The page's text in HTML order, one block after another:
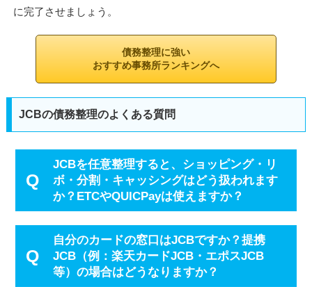
に完了させましょう。
債務整理に強い
おすすめ事務所ランキングへ
JCBの債務整理のよくある質問
JCBを任意整理すると、ショッピング・リ
ボ・分割・キャッシングはどう扱われます
か？ETCやQUICPayは使えますか？
自分のカードの窓口はJCBですか？提携
JCB（例：楽天カードJCB・エポスJCB
等）の場合はどうなりますか？